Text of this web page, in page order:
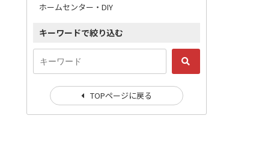
ホームセンター・DIY
キーワードで絞り込む
TOPページに戻る